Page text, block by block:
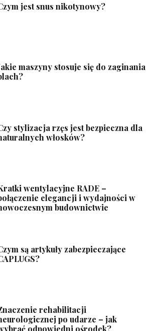
jest snus nikotynowy?
maszyny stosuje się do zaginania
stylizacja rzęs jest bezpieczna dla
włosków?
wentylacyjne RADE –
elegancji i wydajności w
budownictwie
są artykuły zabezpieczające
rehabilitacji
po udarze – jak
odpowiedni ośrodek?